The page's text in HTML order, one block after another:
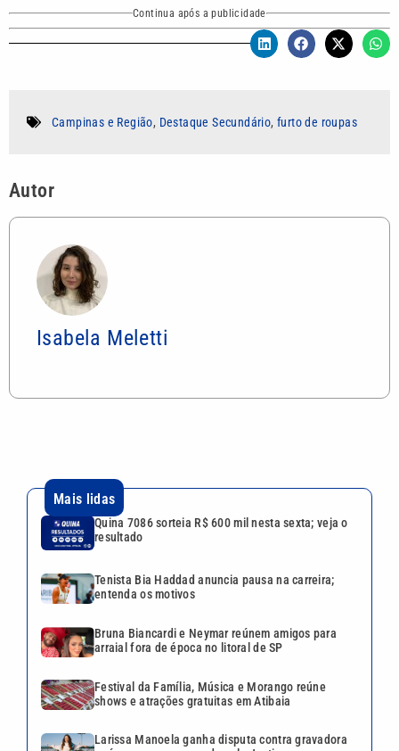
Continua após a publicidade
Campinas e Região, Destaque Secundário,furto de roupas
Autor
Isabela Meletti
Mais lidas
Quina 7086 sorteia R$ 600 mil nesta sexta; veja o
resultado
Tenista Bia Haddad anuncia pausa na carreira;
entenda os motivos
Bruna Biancardi e Neymar reúnem amigos para
arraial fora de época no litoral de SP
Festival da Família, Música e Morango reúne
shows e atrações gratuitas em Atibaia
Larissa Manoela ganha disputa contra gravadora